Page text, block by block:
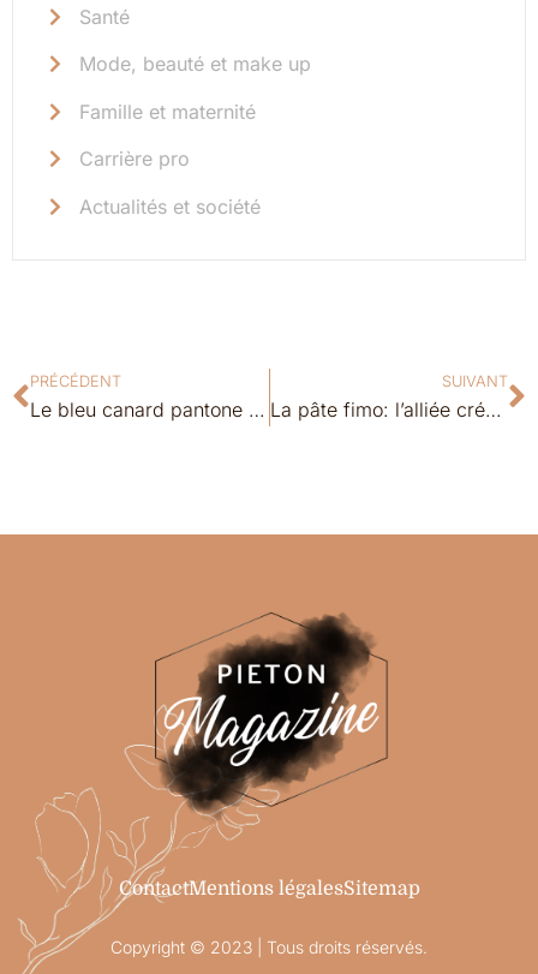
Santé
Mode, beauté et make up
Famille et maternité
Carrière pro
Actualités et société
PRÉCÉDENT
Le bleu canard pantone : une révolution dans la mode féminine ?
SUIVANT
La pâte fimo: l’alliée créative aux secrets bien gardés pour votre santé
ContactMentions légalesSitemap
Copyright © 2023 | Tous droits réservés.